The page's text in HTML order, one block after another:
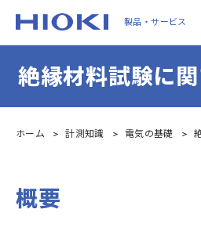
main
製品・サービス
絶縁材料試験に
ホーム 計測知識 電気の基礎
概要